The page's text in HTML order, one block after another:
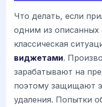
Что делать, если
одним из описанных
классическая
виджетами.
зарабатывают на
поэтому защищают
удаления. Попытки